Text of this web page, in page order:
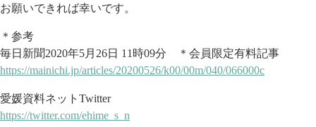
お願いできれば幸いです。
＊参考
毎日新聞2020年5月26日 11時09分 ＊会員限定有料記事
https://mainichi.jp/articles/20200526/k00/00m/040/066000c
愛媛資料ネットTwitter
https://twitter.com/ehime_s_n